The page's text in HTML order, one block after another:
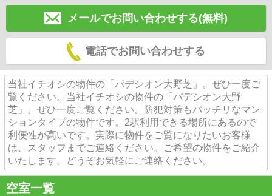
メールでお問い合わせする(無料)
電話でお問い合わせする
当社イチオシの物件の「パデシオン大野芝」。ぜひ一度ご
覧ください。当社イチオシの物件の「パデシオン大野
芝」。ぜひ一度ご覧ください。防犯対策もバッチリなマン
ションタイプの物件です。2駅利用できる場所にあるので
利便性が高いです。実際に物件をご覧になりたいお客様
は、スタッフまでご連絡ください。ご希望の物件をご紹介
いたします。どうぞお気軽にご連絡ください。
空室一覧